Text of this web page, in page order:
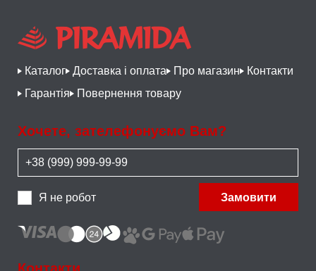
Каталог Доставка і оплата Про магазин
Контакти
Гарантія
Повернення товару
Хочете, зателефонуємо Вам?
Я не робот Замовити